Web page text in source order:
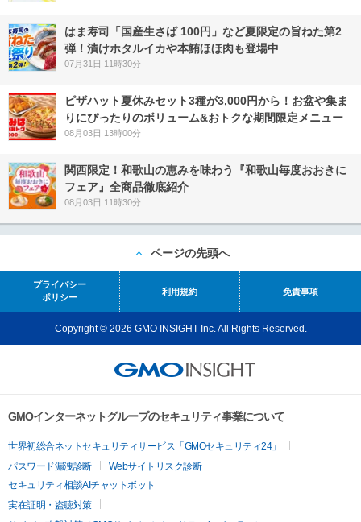
はま寿司「国産生さば 100円」など夏限定の旨ねた第2
弾！漬けホタルイカや本鮪ほほ肉も登場中
07月31日 11時30分
ピザハット夏休みセット3種が3,000円から！お盆や集ま
りにぴったりのボリューム&おトクな期間限定メニュー
08月03日 13時00分
関西限定！和歌山の恵みを味わう『和歌山毎度おおきに
フェア』全商品徹底紹介
08月03日 11時30分
ページの先頭へ
プライバシー
ポリシー
利用規約 免責事項
Copyright © 2026 GMO INSIGHT Inc. All Rights Reserved.
GMOインターネットグループのセキュリティ事業について
世界初総合ネットセキュリティサービス「GMOセキュリティ24」
パスワード漏洩診断
Webサイトリスク診断
セキュリティ相談AIチャットボット
実在証明・盗聴対策